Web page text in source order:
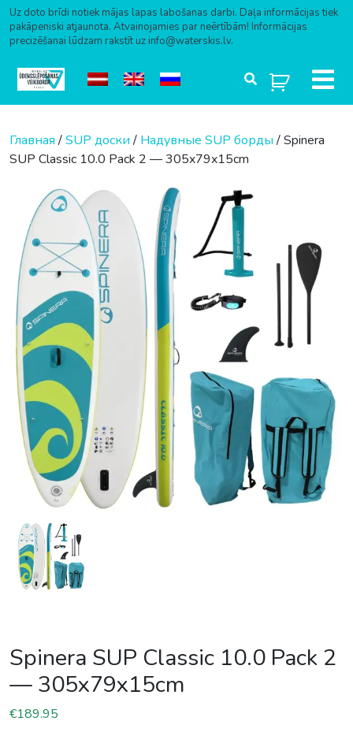
Uz doto brīdi notiek mājas lapas labošanas darbi. Daļa informācijas tiek
pakāpeniski atjaunota. Atvainojamies par neērtībām! Informācijas
precizēšanai lūdzam rakstīt uz info@waterskis.lv.
Главная/SUP доски/ Надувные SUP борды/ Spinera
SUP Classic 10.0 Pack 2 — 305x79x15cm
Spinera SUP Classic 10.0 Pack 2
— 305x79x15cm
€189.95